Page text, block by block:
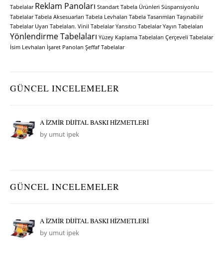
Tabelalar Reklam Panoları Standart Tabela Ürünleri Süspansiyonlu
Tabelalar Tabela Aksesuarları Tabela Levhaları Tabela Tasarımları Taşınabilir
Tabelalar Uyarı Tabelaları. Vinil Tabelalar Yansıtıcı Tabelalar Yayın Tabelaları
Yönlendirme Tabelaları Yüzey Kaplama Tabelaları Çerçeveli Tabelalar
İsim Levhaları İşaret Panoları Şeffaf Tabelalar
GÜNCEL INCELEMELER
A İZMİR DİJİTAL BASKI HİZMETLERİ
by umut ipek
GÜNCEL INCELEMELER
A İZMİR DİJİTAL BASKI HİZMETLERİ
by umut ipek